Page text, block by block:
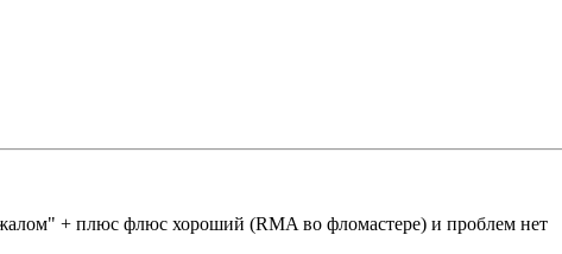
+ плюс флюс хороший (RMA во фломастере) и проблем нет